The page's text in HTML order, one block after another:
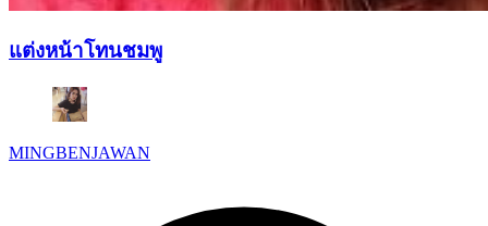
แต่งหน้าโทนชมพู
MINGBENJAWAN